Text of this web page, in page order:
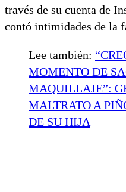
través de su cuenta de
contó intimidades de la
Lee también:
MOMENTO DE
MAQUILLAJE”:
MALTRATO A
DE SU HIJA